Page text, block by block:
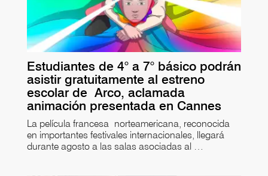
Estudiantes de 4° a 7° básico podrán
asistir gratuitamente al estreno
escolar de Arco, aclamada
animación presentada en Cannes
La película francesa norteamericana, reconocida
en importantes festivales internacionales, llegará
durante agosto a las salas asociadas al …